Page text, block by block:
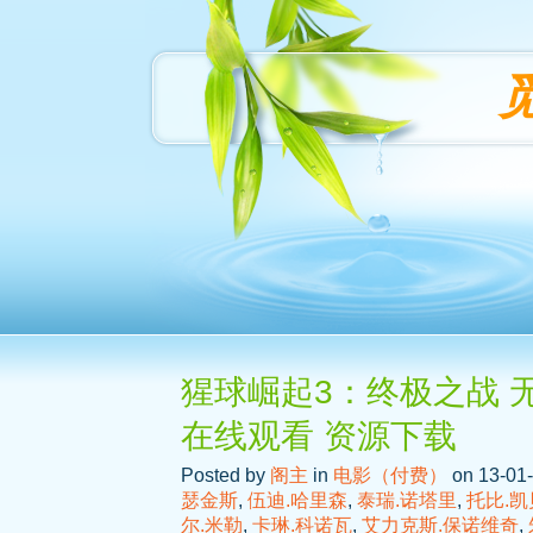
猩球崛起3：终极之战
在线观看 资源下载
Posted by 阁主 in 电影（付费）
on 13-
瑟金斯, 伍迪.哈里森, 泰瑞.诺塔里, 托比.凯
尔.米勒, 卡琳.科诺瓦, 艾力克斯.保诺维奇,